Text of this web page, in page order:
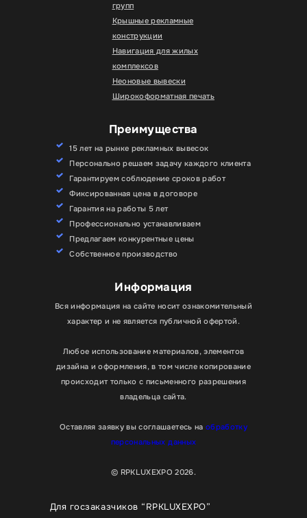
групп
Крышные рекламные
конструкции
Навигация для жилых
комплексов
Неоновые вывески
Широкоформатная печать
Преимущества
15 лет на рынке рекламных вывесок
Персонально решаем задачу каждого клиента
Гарантируем соблюдение сроков работ
Фиксированная цена в договоре
Гарантия на работы 5 лет
Профессионально устанавливаем
Предлагаем конкурентные цены
Собственное производство
Информация
Вся информация на сайте носит ознакомительный
характер и не является публичной офертой.
Любое использование материалов, элементов
дизайна и оформления, в том числе копирование
происходит только с письменного разрешения
владельца сайта.
Оставляя заявку вы соглашаетесь на обработку
персональных данных
© RPKLUXEXPO 2026.
Для госзаказчиков “RPKLUXEXPO”